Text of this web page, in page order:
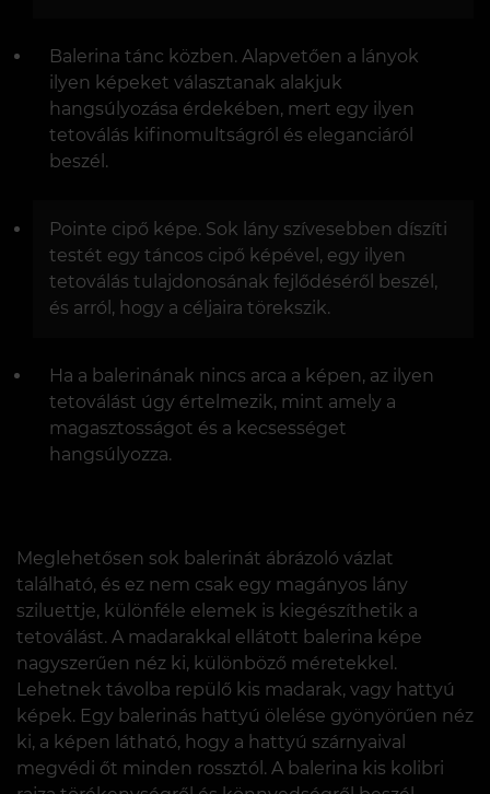
Balerina tánc közben. Alapvetően a lányok
ilyen képeket választanak alakjuk
hangsúlyozása érdekében, mert egy ilyen
tetoválás kifinomultságról és eleganciáról
beszél.
Pointe cipő képe. Sok lány szívesebben díszíti
testét egy táncos cipő képével, egy ilyen
tetoválás tulajdonosának fejlődéséről beszél,
és arról, hogy a céljaira törekszik.
Ha a balerinának nincs arca a képen, az ilyen
tetoválást úgy értelmezik, mint amely a
magasztosságot és a kecsességet
hangsúlyozza.
Meglehetősen sok balerinát ábrázoló vázlat
található, és ez nem csak egy magányos lány
sziluettje, különféle elemek is kiegészíthetik a
tetoválást. A madarakkal ellátott balerina képe
nagyszerűen néz ki, különböző méretekkel.
Lehetnek távolba repülő kis madarak, vagy hattyú
képek. Egy balerinás hattyú ölelése gyönyörűen néz
ki, a képen látható, hogy a hattyú szárnyaival
megvédi őt minden rossztól. A balerina kis kolibri